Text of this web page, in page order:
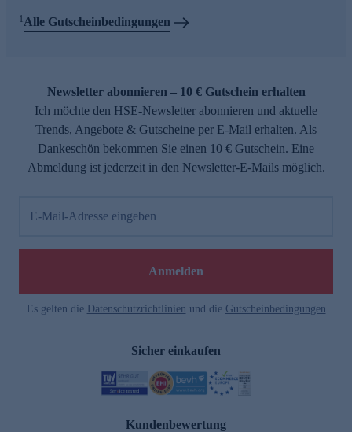
1Alle Gutscheinbedingungen
Newsletter abonnieren – 10 € Gutschein erhalten
Ich möchte den HSE-Newsletter abonnieren und aktuelle
Trends, Angebote & Gutscheine per E-Mail erhalten. Als
Dankeschön bekommen Sie einen 10 € Gutschein. Eine
Abmeldung ist jederzeit in den Newsletter-E-Mails möglich.
E-Mail-Adresse eingeben
Anmelden
Es gelten die Datenschutzrichtlinien und die Gutscheinbedingungen
Sicher einkaufen
Kundenbewertung